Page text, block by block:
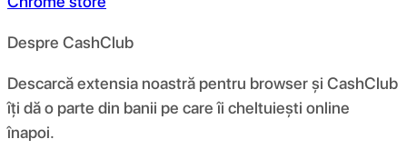
Despre CashClub
Descarcă extensia noastră pentru browser și CashClub
îți dă o parte din banii pe care îi cheltuiești online
înapoi.